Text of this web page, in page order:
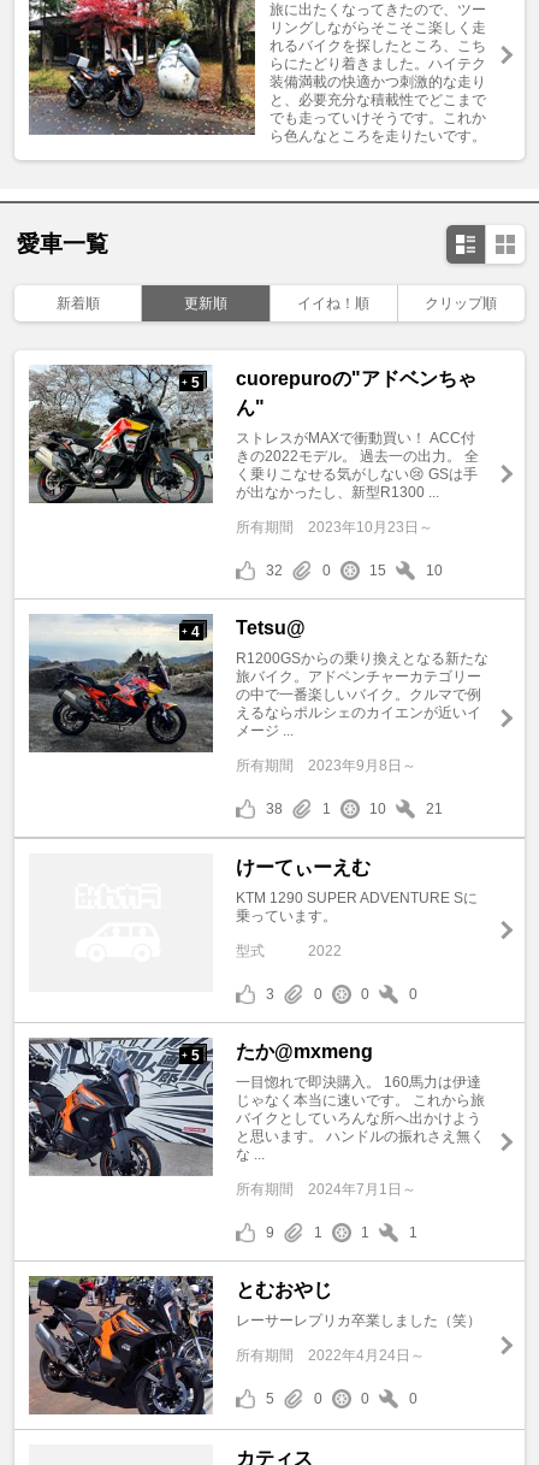
旅に出たくなってきたので、ツー
リングしながらそこそこ楽しく走
れるバイクを探したところ、こち
らにたどり着きました。ハイテク
装備満載の快適かつ刺激的な走り
と、必要充分な積載性でどこまで
でも走っていけそうです。これか
ら色んなところを走りたいです。
愛車一覧
新着順 更新順 イイね！順 クリップ順
+ 5
cuorepuroの"アドベンちゃ
ん"
ストレスがMAXで衝動買い！ ACC付
きの2022モデル。 過去一の出力。 全
く乗りこなせる気がしない😢 GSは手
が出なかったし、新型R1300 ...
所有期間 2023年10月23日～
32 0 15 10
+ 4 Tetsu@
R1200GSからの乗り換えとなる新たな
旅バイク。アドベンチャーカテゴリー
の中で一番楽しいバイク。クルマで例
えるならポルシェのカイエンが近いイ
メージ ...
所有期間 2023年9月8日～
38 1 10 21
けーてぃーえむ
KTM 1290 SUPER ADVENTURE Sに
乗っています。
型式 2022
3 0 0 0
+ 5 たか@mxmeng
一目惚れで即決購入。 160馬力は伊達
じゃなく本当に速いです。 これから旅
バイクとしていろんな所へ出かけよう
と思います。 ハンドルの振れさえ無く
な ...
所有期間 2024年7月1日～
9 1 1 1
とむおやじ
レーサーレプリカ卒業しました（笑）
所有期間 2022年4月24日～
5 0 0 0
カティス